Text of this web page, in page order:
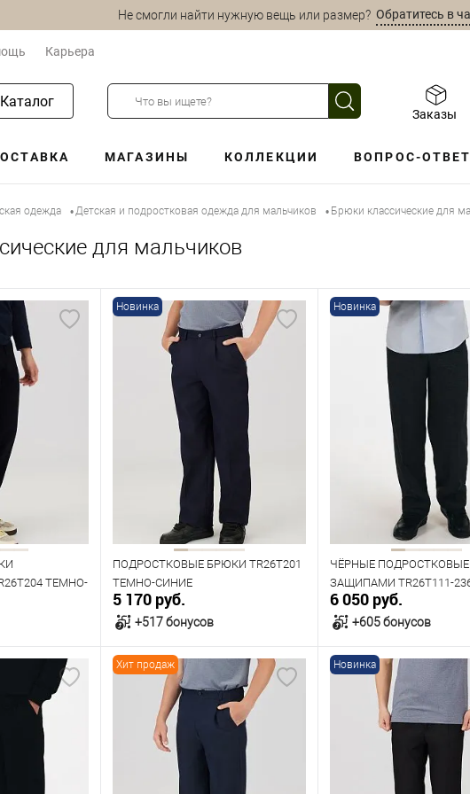
Не смогли найти нужную вещь или размер?Обратитесь в
Карьера
Каталог
Заказы
МАГАЗИНЫ КОЛЛЕКЦИИ ВОПРОС-ОТВЕТ
одежда •Детская и подростковая одежда для мальчиков • Брюки классические для
для мальчиков
ТЕМНО-
Новинка
ПОДРОСТКОВЫЕ БРЮКИ TR26T201
ТЕМНО-СИНИЕ
5 170 руб.
+517 бонусов
В корзину
В наличии
Таблица размеров
Размер одежды
Новинка
ЧЁРНЫЕ
ЗАЩИПАМИ TR26T111-
6 050 руб.
+605 бонусов
В корзину
В наличии
Таблица размеров
Размер одежды
Хит продаж Новинка